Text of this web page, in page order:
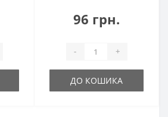
96 грн.
- +
ДО КОШИКА